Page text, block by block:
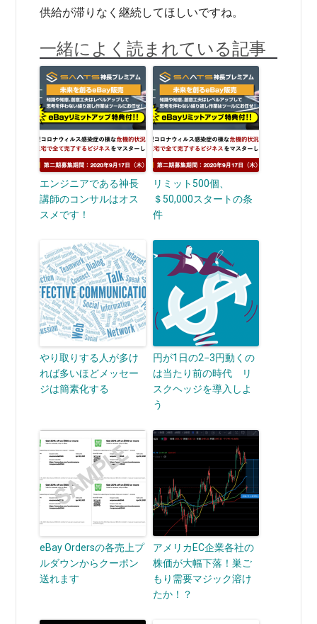
供給が滞りなく継続してほしいですね。
一緒によく読まれている記事
エンジニアである神長
講師のコンサルはオス
スメです！
リミット500個、
＄50,000スタートの条
件
やり取りする人が多け
れば多いほどメッセー
ジは簡素化する
円が1日の2−3円動くの
は当たり前の時代 リ
スクヘッジを導入しよ
う
eBay Ordersの各売上プ
ルダウンからクーポン
送れます
アメリカEC企業各社の
株価が大幅下落！巣ご
もり需要マジック溶け
たか！？